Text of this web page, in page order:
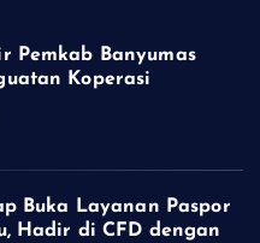
Pemkab Banyumas
Koperasi
Buka Layanan Paspor
Hadir di CFD dengan